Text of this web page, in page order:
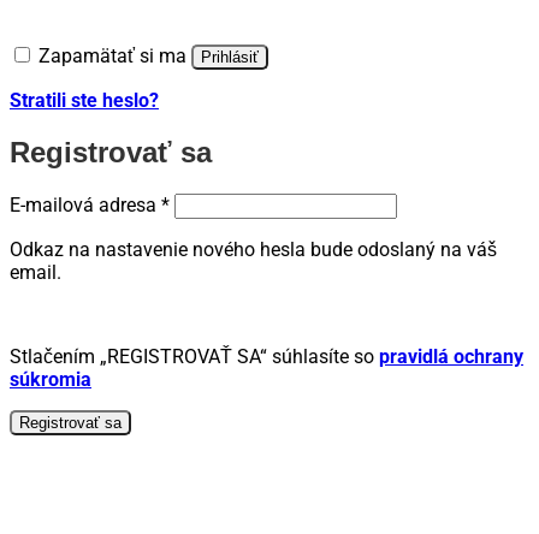
Zapamätať si ma Prihlásiť
Stratili ste heslo?
Registrovať sa
E-mailová adresa *Povinné
Odkaz na nastavenie nového hesla bude odoslaný na váš
email.
Stlačením „REGISTROVAŤ SA“ súhlasíte so pravidlá ochrany
súkromia
Registrovať sa